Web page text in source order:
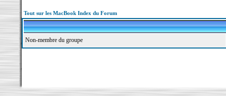
Tout sur les MacBook Index du Forum
Non-membre du groupe